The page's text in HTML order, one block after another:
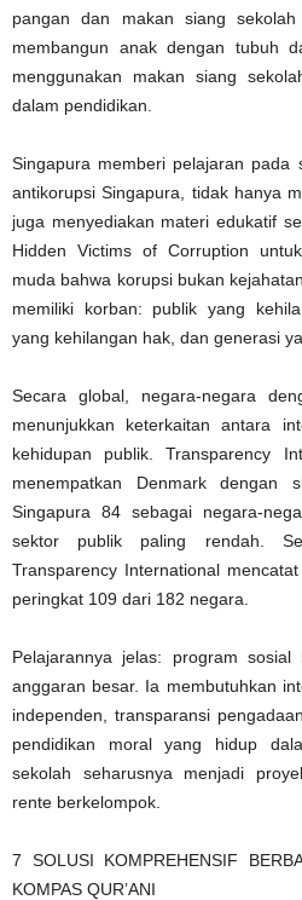
pangan dan makan siang
membangun anak dengan tubuh
menggunakan makan siang
dalam pendidikan.
Singapura memberi pelajaran pada
antikorupsi Singapura, tidak hanya
juga menyediakan materi edukatif
Hidden Victims of Corruption
muda bahwa korupsi bukan
memiliki korban: publik yang
yang kehilangan hak, dan generasi
Secara global, negara-negara
menunjukkan keterkaitan antara
kehidupan publik. Transparency
menempatkan Denmark
Singapura 84 sebagai negara-
sektor publik paling rendah.
Transparency International
peringkat 109 dari 182 negara.
Pelajarannya jelas: program
anggaran besar. Ia membutuhkan
independen, transparansi
pendidikan moral yang hidup
sekolah seharusnya menjadi
rente berkelompok.
7 SOLUSI KOMPREHENSIF
KOMPAS QUR’ANI